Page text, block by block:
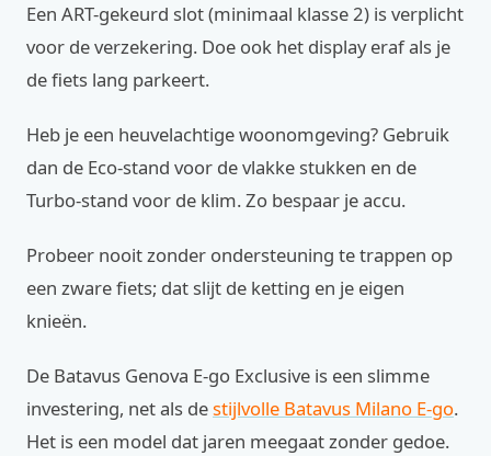
Een ART-gekeurd slot (minimaal klasse 2) is verplicht
voor de verzekering. Doe ook het display eraf als je
de fiets lang parkeert.
Heb je een heuvelachtige woonomgeving? Gebruik
dan de Eco-stand voor de vlakke stukken en de
Turbo-stand voor de klim. Zo bespaar je accu.
Probeer nooit zonder ondersteuning te trappen op
een zware fiets; dat slijt de ketting en je eigen
knieën.
De Batavus Genova E-go Exclusive is een slimme
investering, net als destijlvolle Batavus Milano E-go.
Het is een model dat jaren meegaat zonder gedoe.